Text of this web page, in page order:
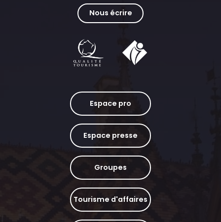
Nous écrire
Espace pro
Espace presse
Groupes
Tourisme d'affaires